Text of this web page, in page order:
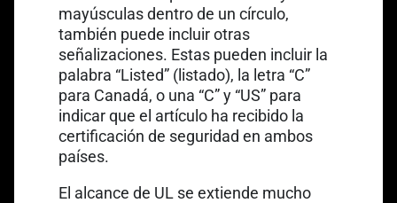
mayúsculas dentro de un círculo,
también puede incluir otras
señalizaciones. Estas pueden incluir la
palabra “Listed” (listado), la letra “C”
para Canadá, o una “C” y “US” para
indicar que el artículo ha recibido la
certificación de seguridad en ambos
países.
El alcance de UL se extiende mucho